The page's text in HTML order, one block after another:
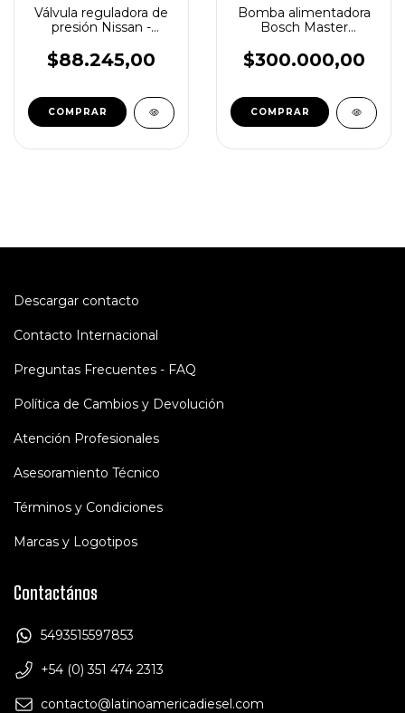
Válvula reguladora de
presión Nissan -
$88.245,00
Bomba alimentadora
Bosch Master
$300.000,00
Descargar contacto
Contacto Internacional
Preguntas Frecuentes - FAQ
Política de Cambios y Devolución
Atención Profesionales
Asesoramiento Técnico
Términos y Condiciones
Marcas y Logotipos
Contactános
5493515597853
+54 (0) 351 474 2313
contacto@latinoamericadiesel.com